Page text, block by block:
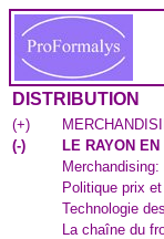
DISTRIBUTION
(+)
(-)
LE RAYON
Politique prix
Technologie
La chaîne du